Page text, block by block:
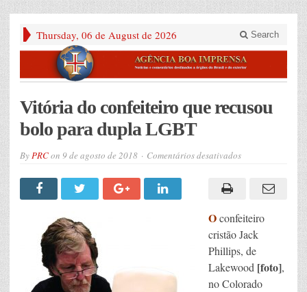
Thursday, 06 de August de 2026 Search
Vitória do confeiteiro que recusou
bolo para dupla LGBT
ByPRCon 9 de agosto de 2018 Comentários desativadosem
confeiteiro
bolo
para
dupla
LGBT
Oconfeiteiro
cristão Jack
Phillips, de
Lakewood [foto],
no Colorado